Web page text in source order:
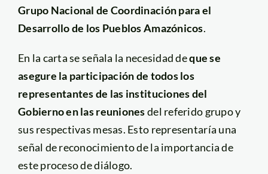
Grupo Nacional de Coordinación para el
Desarrollo de los Pueblos Amazónicos.
En la carta se señala la necesidad deque se
asegure la participación de todos los
representantes de las instituciones del
Gobierno en las reunionesdel referido grupo y
sus respectivas mesas. Esto representaría una
señal de reconocimiento de la importancia de
este proceso de diálogo.